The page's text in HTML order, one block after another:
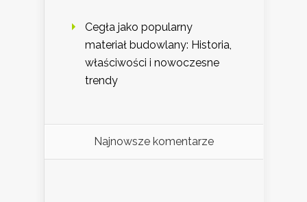
Cegła jako popularny
materiał budowlany: Historia,
właściwości i nowoczesne
trendy
Najnowsze komentarze